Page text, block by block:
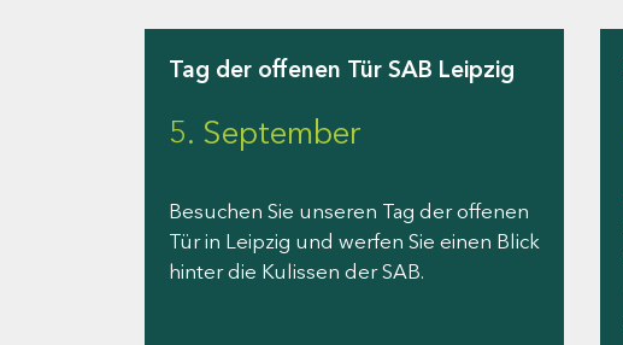
Tag der offenen Tür SAB Leipzig
5. September
Besuchen Sie unseren Tag der offenen
Tür in Leipzig und werfen Sie einen Blick
hinter die Kulissen der SAB.